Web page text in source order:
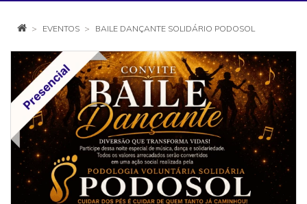
EVENTOS BAILE DANÇANTE SOLIDÁRIO PODOSOL